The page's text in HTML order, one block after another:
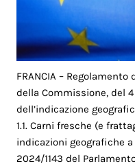
FRANCIA –
della Commissione, del
dell’indicazione
1.1. Carni fresche (e
indicazioni geografiche
2024/1143 del